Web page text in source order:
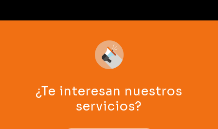
¿Te interesan nuestros
servicios?